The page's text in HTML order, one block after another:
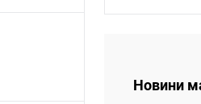
Купити в 1
Новини